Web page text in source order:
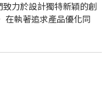
力於設計獨特新穎的創
在執著追求產品優化同